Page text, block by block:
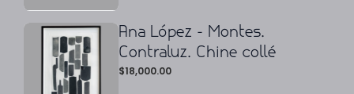
Ana López - Montes.
Contraluz. Chine collé
$18,000.00